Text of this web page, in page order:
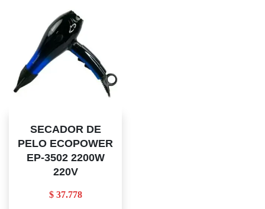
SECADOR DE
PELO ECOPOWER
EP-3502 2200W
220V
$37.778